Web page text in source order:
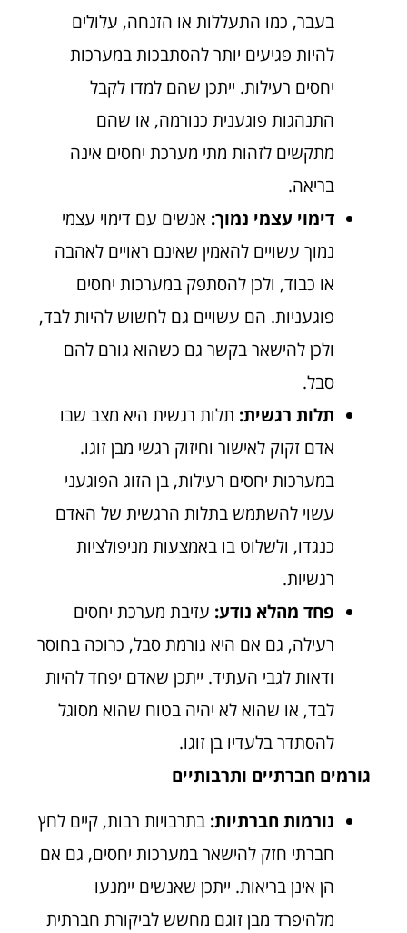
בעבר, כמו התעללות או הזנחה, עלולים
להיות פגיעים יותר להסתבכות במערכות
יחסים רעילות. ייתכן שהם למדו לקבל
התנהגות פוגענית כנורמה, או שהם
מתקשים לזהות מתי מערכת יחסים אינה
בריאה.
דימוי עצמי נמוך: אנשים עם דימוי עצמי
נמוך עשויים להאמין שאינם ראויים לאהבה
או כבוד, ולכן להסתפק במערכות יחסים
פוגעניות. הם עשויים גם לחשוש להיות לבד,
ולכן להישאר בקשר גם כשהוא גורם להם
סבל.
תלות רגשית: תלות רגשית היא מצב שבו
אדם זקוק לאישור וחיזוק רגשי מבן זוגו.
במערכות יחסים רעילות, בן הזוג הפוגעני
עשוי להשתמש בתלות הרגשית של האדם
כנגדו, ולשלוט בו באמצעות מניפולציות
רגשיות.
פחד מהלא נודע: עזיבת מערכת יחסים
רעילה, גם אם היא גורמת סבל, כרוכה בחוסר
ודאות לגבי העתיד. ייתכן שאדם יפחד להיות
לבד, או שהוא לא יהיה בטוח שהוא מסוגל
להסתדר בלעדיו בן זוגו.
גורמים חברתיים ותרבותיים
נורמות חברתיות: בתרבויות רבות, קיים לחץ
חברתי חזק להישאר במערכות יחסים, גם אם
הן אינן בריאות. ייתכן שאנשים יימנעו
מלהיפרד מבן זוגם מחשש לביקורת חברתית